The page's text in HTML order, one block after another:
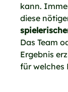
kann.
diese
Das Team
Ergebnis
für welches